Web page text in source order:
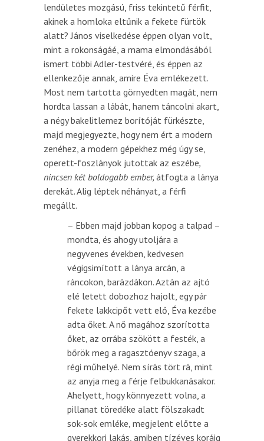
lendületes mozgású, friss tekintetű férfit,
akinek a homloka eltűnik a fekete fürtök
alatt? János viselkedése éppen olyan volt,
mint a rokonságáé, a mama elmondásából
ismert többi Adler-testvéré, és éppen az
ellenkezője annak, amire Éva emlékezett.
Most nem tartotta görnyedten magát, nem
hordta lassan a lábát, hanem táncolni akart,
a négy bakelitlemez borítóját fürkészte,
majd megjegyezte, hogy nem ért a modern
zenéhez, a modern gépekhez még úgy se,
operett-foszlányok jutottak az eszébe,
nincsen két boldogabb ember, átfogta a lánya
derekát. Alig léptek néhányat, a férfi
megállt.
– Ebben majd jobban kopog a talpad –
mondta, és ahogy utoljára a
negyvenes években, kedvesen
végigsimított a lánya arcán, a
ráncokon, barázdákon. Aztán az ajtó
elé letett dobozhoz hajolt, egy pár
fekete lakkcipőt vett elő, Éva kezébe
adta őket. A nő magához szorította
őket, az orrába szökött a festék, a
bőrök meg a ragasztóenyv szaga, a
régi műhelyé. Nem sírás tört rá, mint
az anyja meg a férje felbukkanásakor.
Ahelyett, hogy könnyezett volna, a
pillanat töredéke alatt fölszakadt
sok-sok emléke, megjelent előtte a
gyerekkori lakás, amiben tízéves koráig